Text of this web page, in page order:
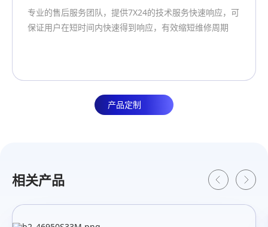
45℃循环寿命
1000次＞80% 0.5C/1C
0℃~60℃
专业的售后服务团队，提供7X24的技术服务快速响应，可
保证用户在短时间内快速得到响应，有效缩短维修周期
产品定制
相关产品